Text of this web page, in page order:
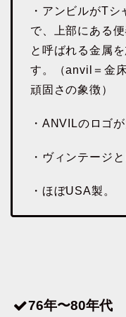
・アンビルがT
で、上部にある
と呼ばれる金属
す。（anvil＝金
頑固さの象徴）
・ANVILのロゴが
・ヴィンテージ
・ほぼUSA製。
76年〜80年代